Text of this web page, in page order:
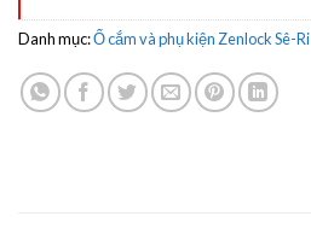
Danh mục:Ổ cắm và phụ kiện Zenlock Sê-Ri